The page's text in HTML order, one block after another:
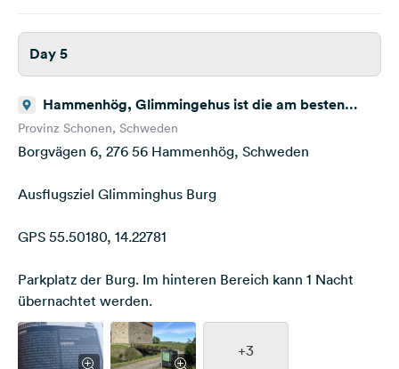
Day 5
Hammenhög, Glimmingehus ist die am besten
erhaltene mittelalterliche Burg in Skandinavien
Provinz Schonen, Schweden
Borgvägen 6, 276 56 Hammenhög, Schweden
Ausflugsziel Glimminghus Burg
GPS 55.50180, 14.22781
Parkplatz der Burg. Im hinteren Bereich kann 1 Nacht
übernachtet werden.
+3